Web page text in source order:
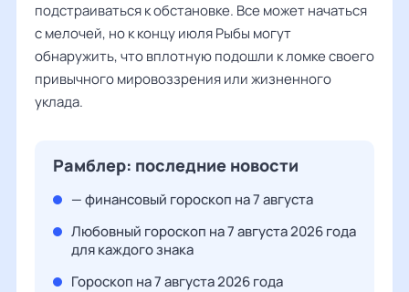
подстраиваться к обстановке. Все может начаться
с мелочей, но к концу июля Рыбы могут
обнаружить, что вплотную подошли к ломке своего
привычного мировоззрения или жизненного
уклада.
Рамблер: последние новости
— финансовый гороскоп на 7 августа
Любовный гороскоп на 7 августа 2026 года
для каждого знака
Гороскоп на 7 августа 2026 года